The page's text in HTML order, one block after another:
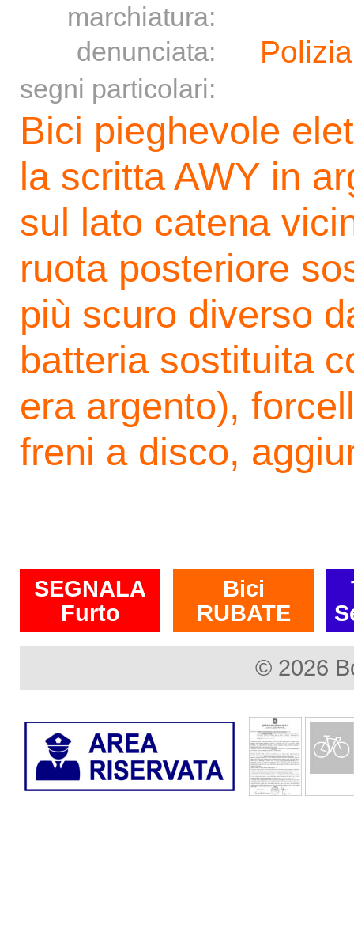
marchiatura:
denunciata:
segni particolari:
Bici pieghevole
la scritta AWY in
sul lato catena
ruota posteriore
più scuro diverso
batteria sostituita
era argento),
freni a disco,
SEGNALA
Furto
Bici
RUBATE
© 2026